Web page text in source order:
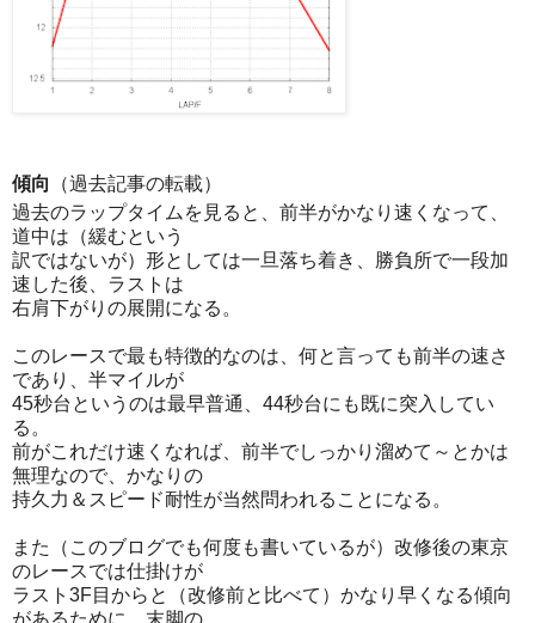
傾向
（過去記事の転載）
過去のラップタイムを見ると、前半がかなり速くなって、
道中は（緩むという
訳ではないが）形としては一旦落ち着き、勝負所で一段加
速した後、ラストは
右肩下がりの展開になる。
このレースで最も特徴的なのは、何と言っても前半の速さ
であり、半マイルが
45秒台というのは最早普通、44秒台にも既に突入してい
る。
前がこれだけ速くなれば、前半でしっかり溜めて～とかは
無理なので、かなりの
持久力＆スピード耐性が当然問われることになる。
また（このブログでも何度も書いているが）改修後の東京
のレースでは仕掛けが
ラスト3F目からと（改修前と比べて）かなり早くなる傾向
があるために、末脚の